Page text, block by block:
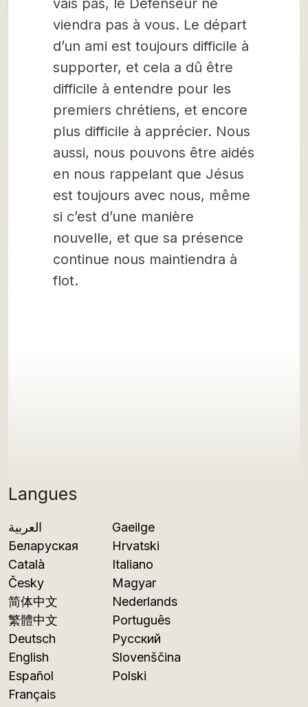
Langues
العربية
Беларуская
Català
Česky
简体中文
繁體中文
Deutsch
English
Español
Français
Gaeilge
Hrvatski
Italiano
Magyar
Nederlands
Português
Русский
Slovenščina
Polski
vais pas, le Défenseur ne
viendra pas à vous. Le départ
d’un ami est toujours difficile à
supporter, et cela a dû être
difficile à entendre pour les
premiers chrétiens, et encore
plus difficile à apprécier. Nous
aussi, nous pouvons être aidés
en nous rappelant que Jésus
est toujours avec nous, même
si c’est d’une manière
nouvelle, et que sa présence
continue nous maintiendra à
flot.